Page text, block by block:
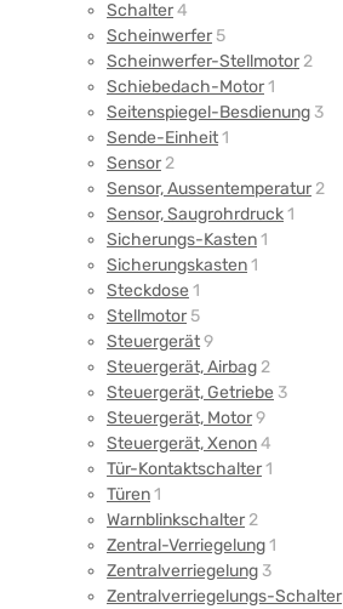
Schalter4
Scheinwerfer 5
Scheinwerfer-Stellmotor2
Schiebedach-Motor1
Seitenspiegel-Besdienung 3
Sende-Einheit1
Sensor2
Sensor, Aussentemperatur2
Sensor, Saugrohrdruck1
Sicherungs-Kasten1
Sicherungskasten1
Steckdose 1
Stellmotor 5
Steuergerät9
Steuergerät, Airbag2
Steuergerät, Getriebe 3
Steuergerät, Motor9
Steuergerät, Xenon4
Tür-Kontaktschalter1
Türen1
Warnblinkschalter2
Zentral-Verriegelung1
Zentralverriegelung 3
Zentralverriegelungs-Schalter